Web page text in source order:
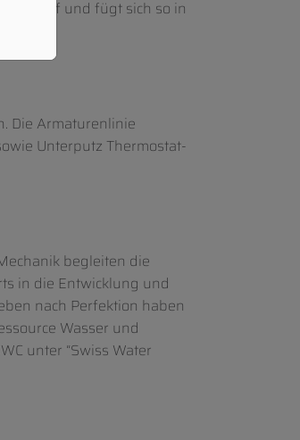
auf und fügt sich so in
Die Armaturenlinie
Unterputz Thermostat-
begleiten die
in die Entwicklung und
nach Perfektion haben
Wasser und
unter “Swiss Water